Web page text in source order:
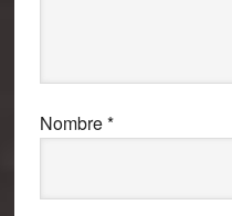
Nombre*